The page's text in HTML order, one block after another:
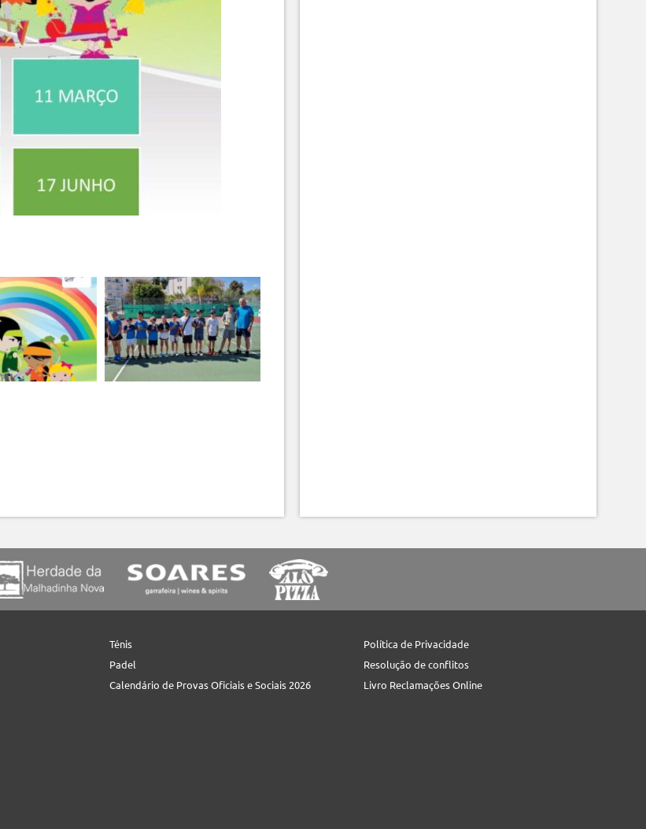
Ténis
Padel
Calendário de Provas Oficiais e Sociais 2026
Política de Privacidade
Resolução de conflitos
Livro Reclamações Online